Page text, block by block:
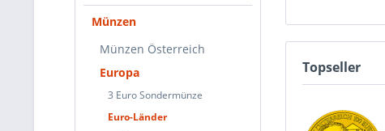
Münzen
Münzen Österreich
Europa
3 Euro Sondermünze
Euro-Länder
Topseller